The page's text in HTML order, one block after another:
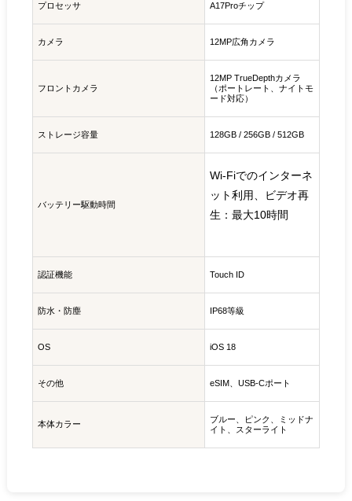
プロセッサ A17Proチップ
カメラ 12MP広角カメラ
フロントカメラ
12MP TrueDepthカメラ
（ポートレート、ナイトモ
ード対応）
ストレージ容量 128GB / 256GB / 512GB
バッテリー駆動時間
Wi-Fiでのインターネ
ット利用、ビデオ再
生：最大10時間
認証機能 Touch ID
防水・防塵 IP68等級
OS iOS 18
その他 eSIM、USB-Cポート
本体カラー
ブルー、ピンク、ミッドナ
イト、スターライト